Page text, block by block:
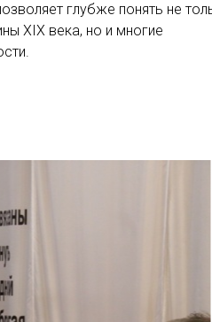
глубже понять не
XIX века, но и многие